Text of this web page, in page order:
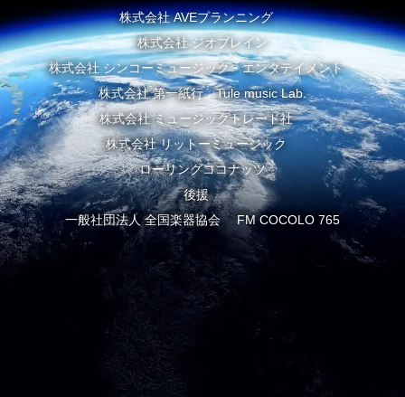
株式会社 AVEプランニング
株式会社 ジオブレイン
株式会社 シンコーミュージック・エンタテイメント
株式会社 第一紙行 Tule music Lab.
株式会社 ミュージックトレード社
株式会社 リットーミュージック
ローリングココナッツ
後援
一般社団法人 全国楽器協会 FM COCOLO 765